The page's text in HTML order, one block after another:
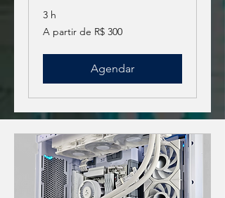
3 h
A
partir
A partir de R$ 300
Agendar